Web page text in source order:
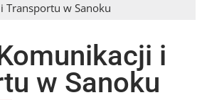
Transportu w Sanoku
i
w Sanoku